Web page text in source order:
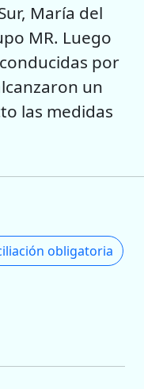
María del
MR. Luego
por
un
las medidas
obligatoria